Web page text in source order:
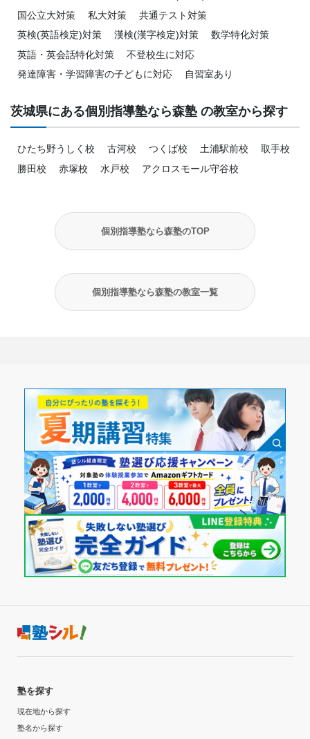
国公立大対策
私大対策
共通テスト対策
英検(英語検定)対策
漢検(漢字検定)対策
数学特化対策
英語・英会話特化対策
不登校生に対応
発達障害・学習障害の子どもに対応
自習室あり
茨城県にある個別指導塾なら森塾 の教室から探す
ひたち野うしく校 古河校 つくば校 土浦駅前校
取手校
勝田校
赤塚校 水戸校 アクロスモール守谷校
個別指導塾なら森塾のTOP
個別指導塾なら森塾の教室一覧
塾を探す
現在地から探す
塾名から探す